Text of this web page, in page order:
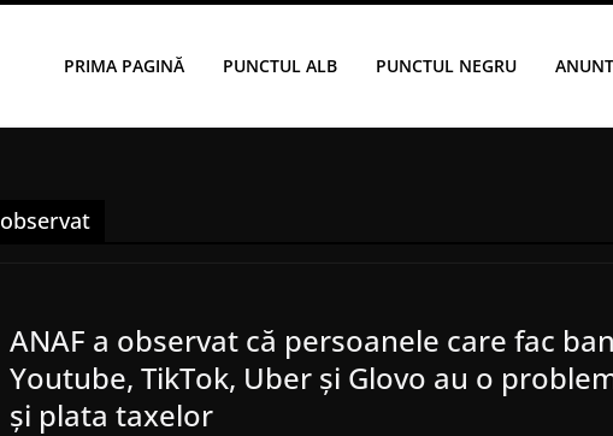
PRIMA PAGINĂ PUNCTUL ALB PUNCTUL NEGRU
observat
ANAF a observat că persoanele care fac
Youtube, TikTok, Uber și Glovo au o
și plata taxelor